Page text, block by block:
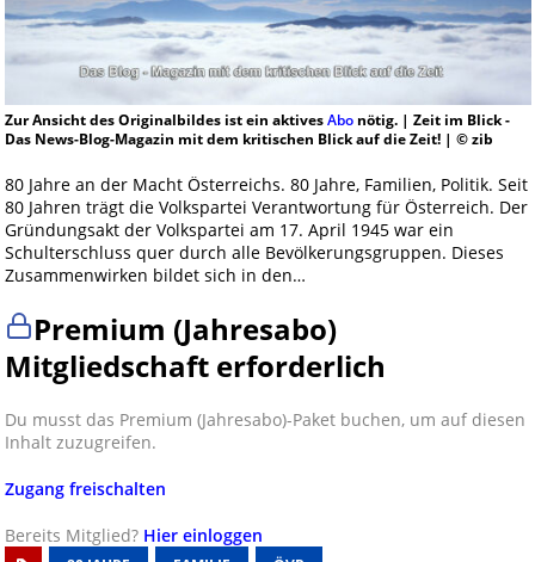
Zur Ansicht des Originalbildes ist ein aktivesAbonötig. | Zeit im Blick -
Das News-Blog-Magazin mit dem kritischen Blick auf die Zeit! | © zib
80 Jahre an der Macht Österreichs. 80 Jahre, Familien, Politik. Seit
80 Jahren trägt die Volkspartei Verantwortung für Österreich. Der
Gründungsakt der Volkspartei am 17. April 1945 war ein
Schulterschluss quer durch alle Bevölkerungsgruppen. Dieses
Zusammenwirken bildet sich in den…
Premium (Jahresabo)
Mitgliedschaft erforderlich
Du musst das Premium (Jahresabo)-Paket buchen, um auf diesen
Inhalt zuzugreifen.
Zugang freischalten
Bereits Mitglied? Hier einloggen